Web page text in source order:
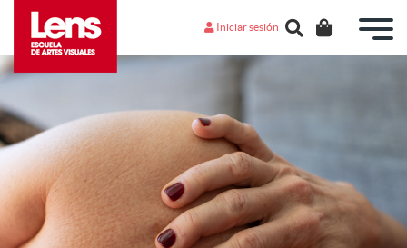
Iniciar sesión